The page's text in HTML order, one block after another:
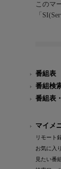
このマ
「
番組表
番組検
番組表
マイメ
リモート
お気に入
見たい番